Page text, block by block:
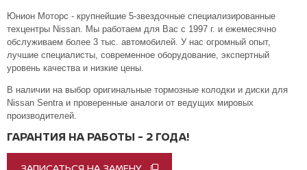
Юнион Моторс - крупнейшие 5-звездочные специализированные
техцентры Nissan. Мы работаем для Вас с 1997 г. и ежемесячно
обслуживаем более 3 тыс. автомобилей. У нас огромный опыт,
лучшие специалисты, современное оборудование, экспертный
уровень качества и низкие цены.
В наличии на выбор оригинальные тормозные колодки и диски для
Nissan Sentra и проверенные аналоги от ведущих мировых
производителей.
ГАРАНТИЯ НА РАБОТЫ - 2 ГОДА!